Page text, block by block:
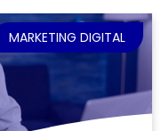
MARKETING DIGITAL